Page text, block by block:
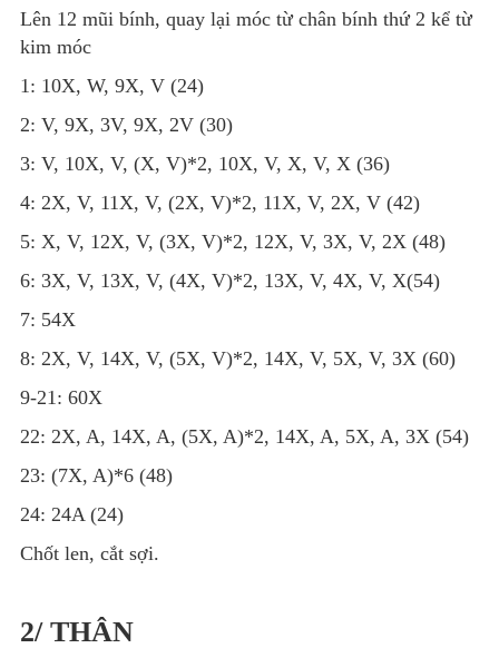
Lên 12 mũi bính, quay lại móc từ chân bính thứ 2 kể từ
kim móc
1: 10X, W, 9X, V (24)
2: V, 9X, 3V, 9X, 2V (30)
3: V, 10X, V, (X, V)*2, 10X, V, X, V, X (36)
4: 2X, V, 11X, V, (2X, V)*2, 11X, V, 2X, V (42)
5: X, V, 12X, V, (3X, V)*2, 12X, V, 3X, V, 2X (48)
6: 3X, V, 13X, V, (4X, V)*2, 13X, V, 4X, V, X(54)
7: 54X
8: 2X, V, 14X, V, (5X, V)*2, 14X, V, 5X, V, 3X (60)
9-21: 60X
22: 2X, A, 14X, A, (5X, A)*2, 14X, A, 5X, A, 3X (54)
23: (7X, A)*6 (48)
24: 24A (24)
Chốt len, cắt sợi.
2/ THÂN